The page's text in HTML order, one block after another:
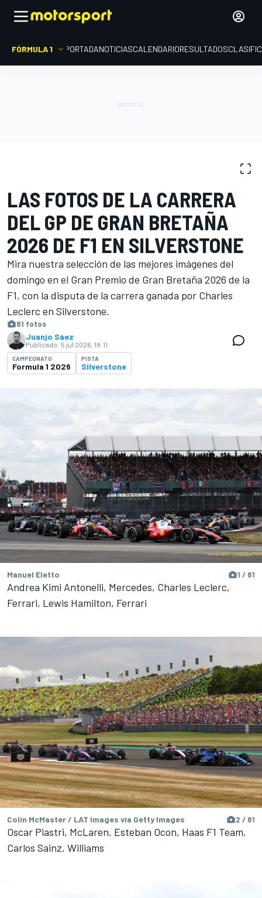
FÓRMULA 1 PORTADANOTICIASCALENDARIORESULTADOS
LAS FOTOS DE LA CARRERA
DEL GP DE GRAN BRETAÑA
2026 DE F1 EN SILVERSTONE
Mira nuestra selección de las mejores imágenes del
domingo en el Gran Premio de Gran Bretaña 2026 de la
F1, con la disputa de la carrera ganada por Charles
Leclerc en Silverstone.
81 fotos
Juanjo Sáez
Publicado: 5 jul 2026, 18:11
CAMPEONATO
Formula 1 2026
PISTA
Silverstone
Manuel Eletto 1 / 81
Andrea Kimi Antonelli, Mercedes, Charles Leclerc,
Ferrari, Lewis Hamilton, Ferrari
Colin McMaster / LAT Images via Getty Images 2 / 81
Oscar Piastri, McLaren, Esteban Ocon, Haas F1 Team,
Carlos Sainz, Williams